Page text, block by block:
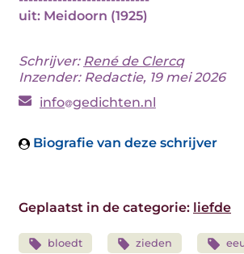
uit: Meidoorn (1925)
Schrijver: René de Clercq
Inzender: Redactie, 19 mei 2026
info gedichten.nl
Biografie van deze schrijver
Geplaatst in de categorie: liefde
bloedt zieden